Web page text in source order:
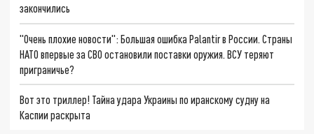
закончились
"Очень плохие новости": Большая ошибка Palantir в России. Страны
НАТО впервые за СВО остановили поставки оружия. ВСУ теряют
приграничье?
Вот это триллер! Тайна удара Украины по иранскому судну на
Каспии раскрыта